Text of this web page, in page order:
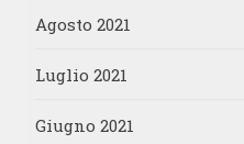
Agosto 2021
Luglio 2021
Giugno 2021